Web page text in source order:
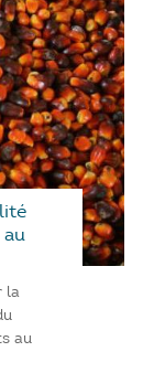
la
au